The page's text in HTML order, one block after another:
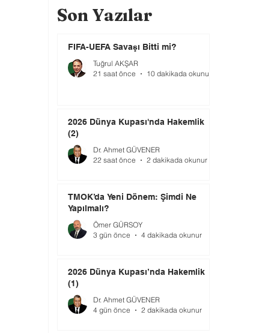
Son Yazılar
FIFA-UEFA Savaşı Bitti mi?
Tuğrul AKŞAR
21 saat önce
10 dakikada okunur
2026 Dünya Kupası'nda Hakemlik
(2)
Dr. Ahmet GÜVENER
22 saat önce
2 dakikada okunur
TMOK’da Yeni Dönem: Şimdi Ne
Yapılmalı?
Ömer GÜRSOY
3 gün önce
4 dakikada okunur
2026 Dünya Kupası’nda Hakemlik
(1)
Dr. Ahmet GÜVENER
4 gün önce
2 dakikada okunur